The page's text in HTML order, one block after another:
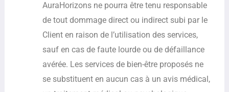
AuraHorizons ne pourra être tenu responsable
de tout dommage direct ou indirect subi par le
Client en raison de l’utilisation des services,
sauf en cas de faute lourde ou de défaillance
avérée. Les services de bien-être proposés ne
se substituent en aucun cas à un avis médical,